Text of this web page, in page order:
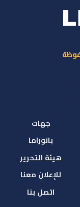
جهات
بانوراما
هيئة التحرير
للإعلان معنا
اتصل بنا